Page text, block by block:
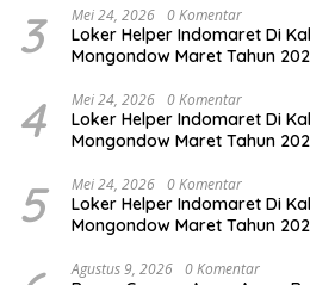
3 Mei 24, 2026 0 Komentar
Loker Helper Indomaret Di
Mongondow Maret Tahun
4 Mei 24, 2026 0 Komentar
Loker Helper Indomaret Di
Mongondow Maret Tahun
5 Mei 24, 2026 0 Komentar
Loker Helper Indomaret Di
Mongondow Maret Tahun
Agustus 9, 2026 0 Komentar